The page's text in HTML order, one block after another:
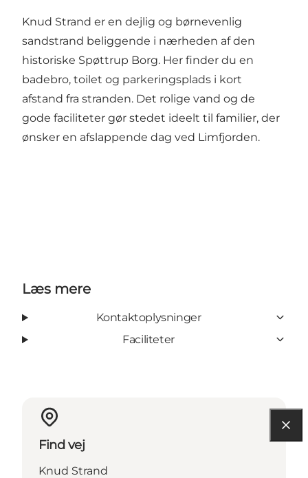
Knud Strand er en dejlig og børnevenlig
sandstrand beliggende i nærheden af den
historiske Spøttrup Borg. Her finder du en
badebro, toilet og parkeringsplads i kort
afstand fra stranden. Det rolige vand og de
gode faciliteter gør stedet ideelt til familier, der
ønsker en afslappende dag ved Limfjorden.
Læs mere
Kontaktoplysninger
Faciliteter
Find vej
Knud Strand